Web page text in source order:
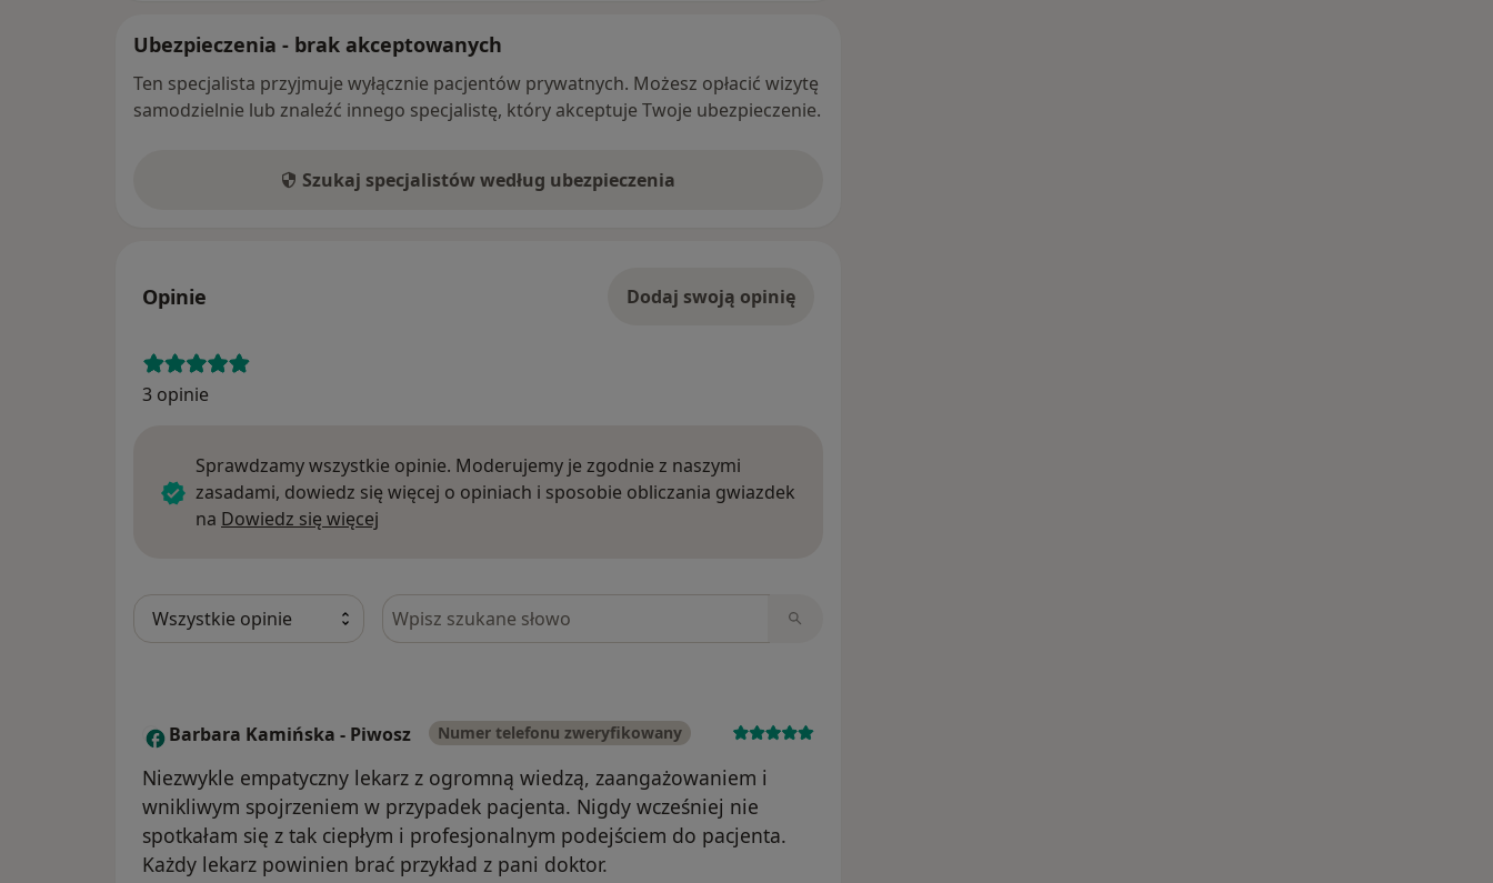
Ubezpieczenia - brak akceptowanych
Ten specjalista przyjmuje wyłącznie pacjentów prywatnych. Możesz opłacić wizytę
samodzielnie lub znaleźć innego specjalistę, który akceptuje Twoje ubezpieczenie.
Szukaj specjalistów według ubezpieczenia
Opinie Dodaj swoją opinię
3 opinie
Sprawdzamy wszystkie opinie. Moderujemy je zgodnie z naszymi
zasadami, dowiedz się więcej o opiniach i sposobie obliczania gwiazdek
na Dowiedz się więcej
Szukaj w opiniach
B Barbara Kamińska - Piwosz Numer telefonu zweryfikowany
Niezwykle empatyczny lekarz z ogromną wiedzą, zaangażowaniem i
wnikliwym spojrzeniem w przypadek pacjenta. Nigdy wcześniej nie
spotkałam się z tak ciepłym i profesjonalnym podejściem do pacjenta.
Każdy lekarz powinien brać przykład z pani doktor.